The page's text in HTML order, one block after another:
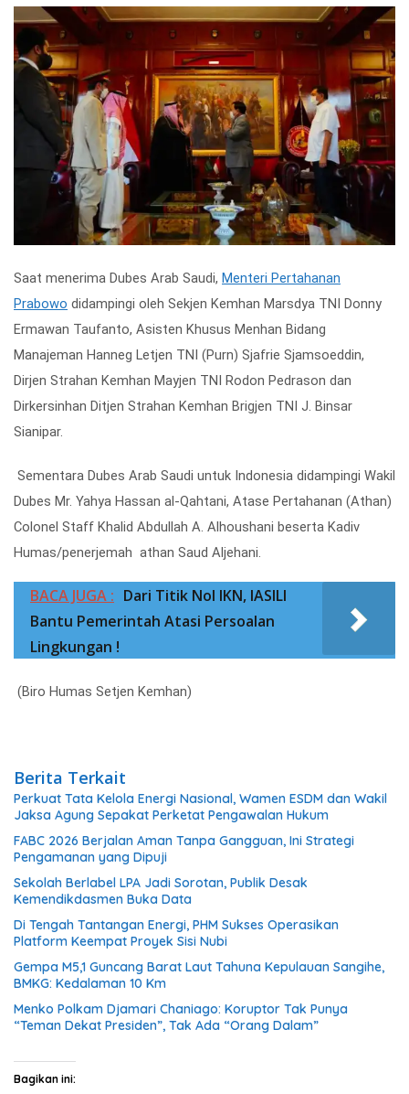
Saat menerima Dubes Arab Saudi, Menteri Pertahanan
Prabowo didampingi oleh Sekjen Kemhan Marsdya TNI Donny
Ermawan Taufanto, Asisten Khusus Menhan Bidang
Manajeman Hanneg Letjen TNI (Purn) Sjafrie Sjamsoeddin,
Dirjen Strahan Kemhan Mayjen TNI Rodon Pedrason dan
Dirkersinhan Ditjen Strahan Kemhan Brigjen TNI J. Binsar
Sianipar.
Sementara Dubes Arab Saudi untuk Indonesia didampingi Wakil
Dubes Mr. Yahya Hassan al-Qahtani, Atase Pertahanan (Athan)
Colonel Staff Khalid Abdullah A. Alhoushani beserta Kadiv
Humas/penerjemah athan Saud Aljehani.
BACA JUGA : Dari Titik Nol IKN, IASILI
Bantu Pemerintah Atasi Persoalan
Lingkungan !
(Biro Humas Setjen Kemhan)
Berita Terkait
Perkuat Tata Kelola Energi Nasional, Wamen ESDM dan Wakil
Jaksa Agung Sepakat Perketat Pengawalan Hukum
FABC 2026 Berjalan Aman Tanpa Gangguan, Ini Strategi
Pengamanan yang Dipuji
Sekolah Berlabel LPA Jadi Sorotan, Publik Desak
Kemendikdasmen Buka Data
Di Tengah Tantangan Energi, PHM Sukses Operasikan
Platform Keempat Proyek Sisi Nubi
Gempa M5,1 Guncang Barat Laut Tahuna Kepulauan Sangihe,
BMKG: Kedalaman 10 Km
Menko Polkam Djamari Chaniago: Koruptor Tak Punya
“Teman Dekat Presiden”, Tak Ada “Orang Dalam”
Bagikan ini: